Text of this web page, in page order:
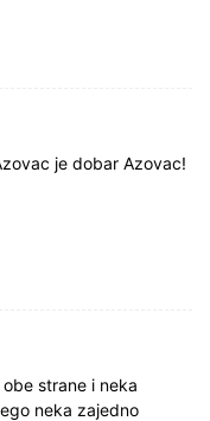
je dobar Azovac!
strane i neka
neka zajedno